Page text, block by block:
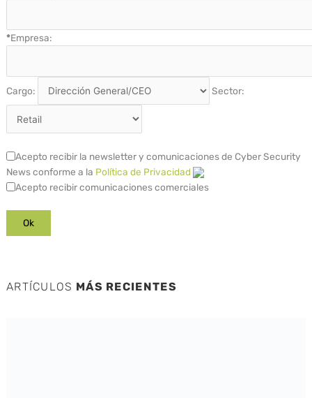
*Empresa:
Cargo: Sector:
Acepto recibir la newsletter y comunicaciones de Cyber Security
News conforme a la Política de Privacidad
Acepto recibir comunicaciones comerciales
ARTÍCULOS MÁS RECIENTES